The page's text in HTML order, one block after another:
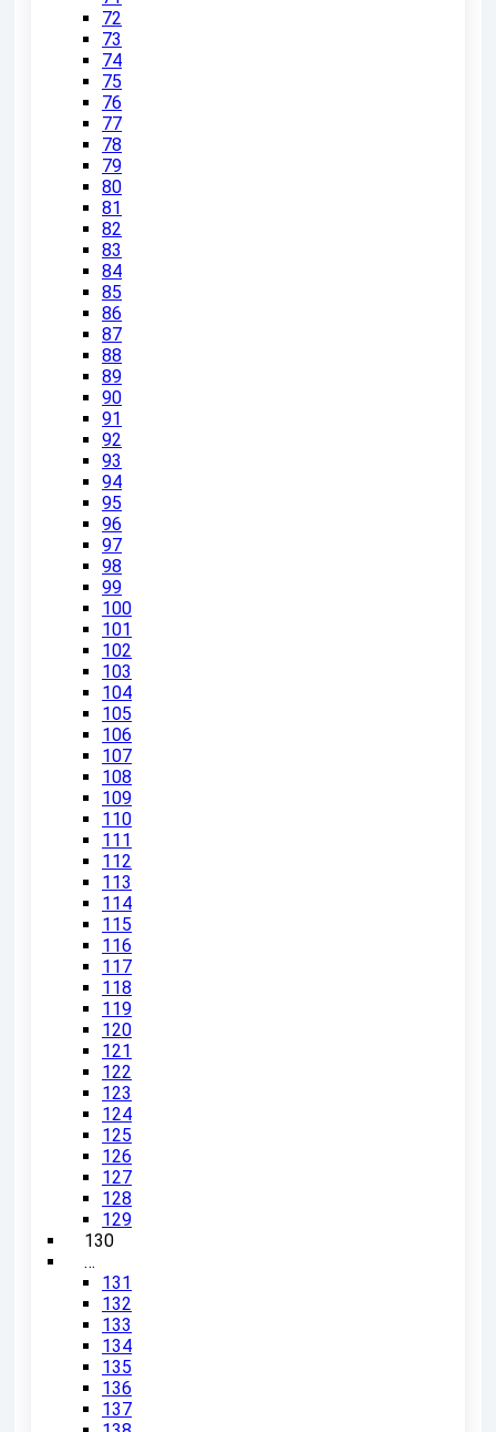
72
73
74
75
76
77
78
79
80
81
82
83
84
85
86
87
88
89
90
91
92
93
94
95
96
97
98
99
100
101
102
103
104
105
106
107
108
109
110
111
112
113
114
115
116
117
118
119
120
121
122
123
124
125
126
127
128
129
130
…
131
132
133
134
135
136
137